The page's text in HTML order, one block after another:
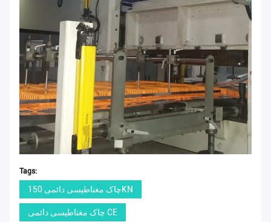
Tags:
چاک مغناطیسی دائمی 150KN
چاک مغناطیسی دائمی CE